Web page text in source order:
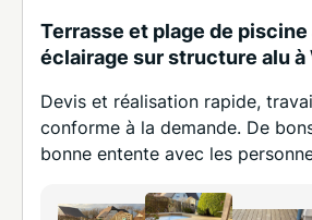
Terrasse et plage de piscine
éclairage sur structure alu
Devis et réalisation rapide,
conforme à la demande. De
bonne entente avec les